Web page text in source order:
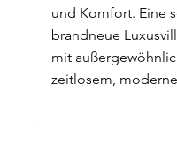
und Komfort. Eine
brandneue
mit
zeitlosem,